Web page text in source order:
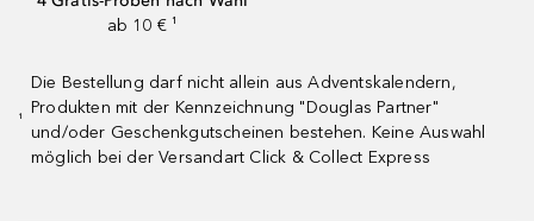
ab 10 € ¹
¹
Die Bestellung darf nicht allein aus Adventskalendern,
Produkten mit der Kennzeichnung "Douglas Partner"
und/oder Geschenkgutscheinen bestehen. Keine Auswahl
möglich bei der Versandart Click & Collect Express